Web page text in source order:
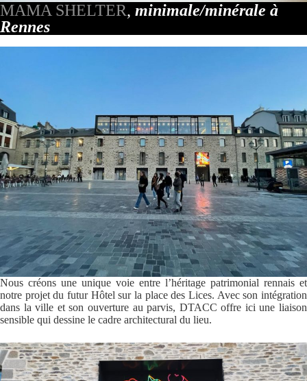
MAMA SHELTER, minimale/minérale à
Rennes
Nous créons une unique voie entre l’héritage patrimonial rennais et
notre projet du futur Hôtel sur la place des Lices. Avec son intégration
dans la ville et son ouverture au parvis, DTACC offre ici une liaison
sensible qui dessine le cadre architectural du lieu.